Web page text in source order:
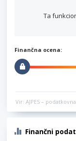
Ta
Finančna ocena:
Vir: AJPES –
Finančni